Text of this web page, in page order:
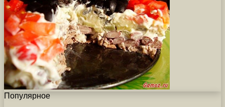
Популярное